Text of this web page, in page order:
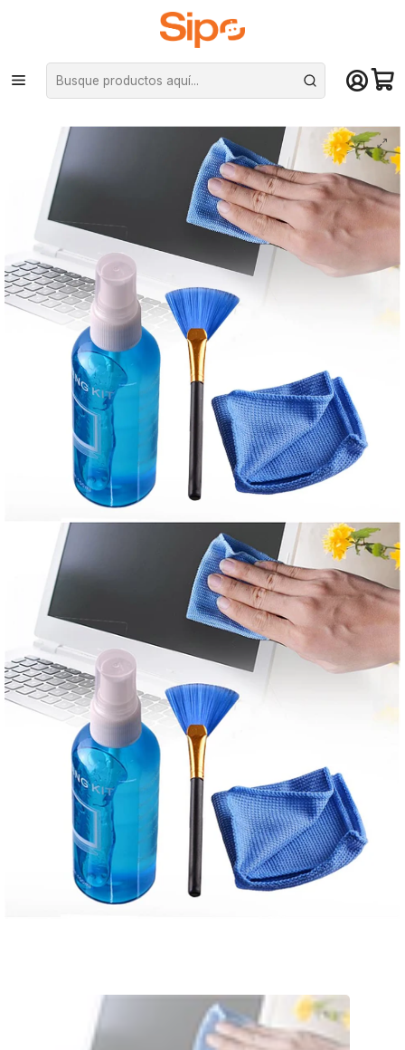
¡Compra hasta mediodía y recibe hoy! De lunes a sábado en el gran
Santiago. Envío gratis desde $29.990
Inicio Componentes PC Limpieza y Armado de PC
Kit de Limpieza 3 en 1 para pantallas LCD